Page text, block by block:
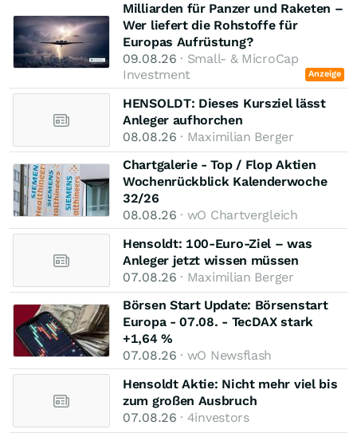
Milliarden für Panzer und Raketen –
Wer liefert die Rohstoffe für
Europas Aufrüstung?
09.08.26 · Small- & MicroCap
Investment
Anzeige
HENSOLDT: Dieses Kursziel lässt
Anleger aufhorchen
08.08.26 · Maximilian Berger
Chartgalerie - Top / Flop Aktien
Wochenrückblick Kalenderwoche
32/26
08.08.26 · wO Chartvergleich
Hensoldt: 100-Euro-Ziel – was
Anleger jetzt wissen müssen
07.08.26 · Maximilian Berger
Börsen Start Update: Börsenstart
Europa - 07.08. - TecDAX stark
+1,64 %
07.08.26 · wO Newsflash
Hensoldt Aktie: Nicht mehr viel bis
zum großen Ausbruch
07.08.26 · 4investors